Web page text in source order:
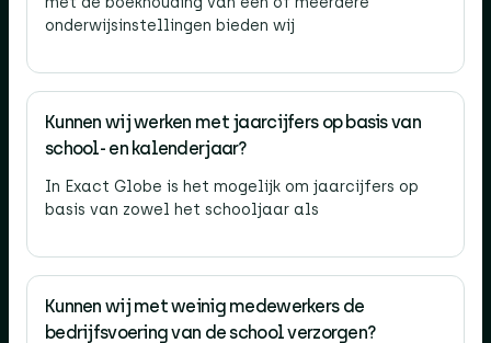
onderwijsinstellingen bieden wij
Kunnen wij werken met jaarcijfers op basis van
school- en kalenderjaar?
In Exact Globe is het mogelijk om jaarcijfers op
basis van zowel het schooljaar als
Kunnen wij met weinig medewerkers de
bedrijfsvoering van de school verzorgen?